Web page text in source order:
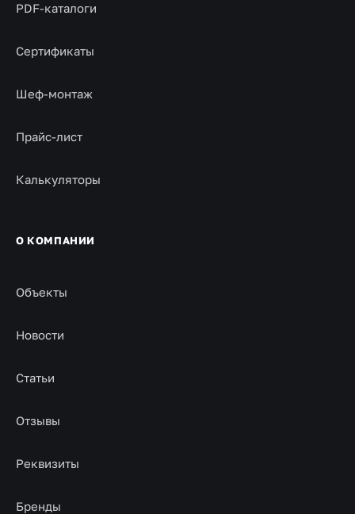
PDF-каталоги
Сертификаты
Шеф-монтаж
Прайс-лист
Калькуляторы
О КОМПАНИИ
Объекты
Новости
Статьи
Отзывы
Реквизиты
Бренды